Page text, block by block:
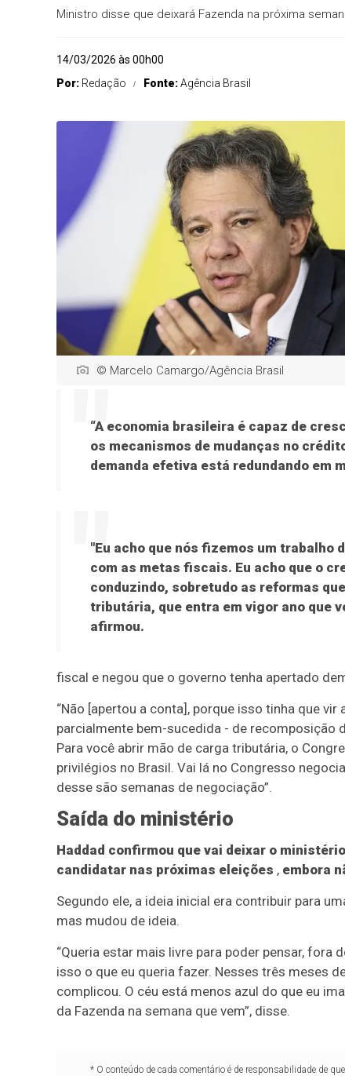
Ministro disse que deixará Fazenda na próxima
14/03/2026 às 00h00
Por: Redação Fonte:Agência Brasil
© Marcelo Camargo/Agência Brasil
“A economia brasileira é capaz de
os mecanismos de mudanças no
demanda efetiva está redundando em
"Eu acho que nós fizemos um trabalho
com as metas fiscais. Eu acho que o
conduzindo, sobretudo as reformas
tributária, que entra em vigor ano que
afirmou.
fiscal e negou que o governo tenha apertado
“Não [apertou a conta], porque isso tinha que
parcialmente bem-sucedida - de recomposição
Para você abrir mão de carga tributária, o
privilégios no Brasil. Vai lá no Congresso
desse são semanas de negociação”.
Saída do ministério
Haddad confirmou que vai deixar o
candidatar nas próximas eleições , embora
Segundo ele, a ideia inicial era contribuir para
mas mudou de ideia.
“Queria estar mais livre para poder pensar, fora
isso o que eu queria fazer. Nesses três meses
complicou. O céu está menos azul do que eu
da Fazenda na semana que vem”, disse.
* O conteúdo de cada comentário é de responsabilidade de